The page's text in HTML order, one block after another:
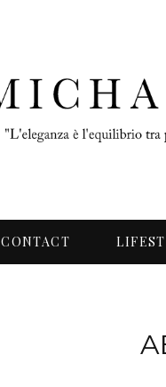
CONTACT